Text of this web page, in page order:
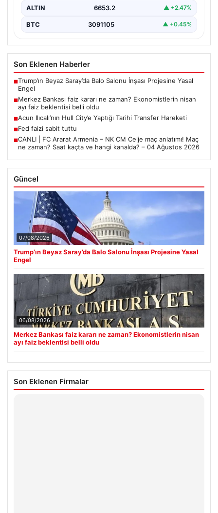
ALTIN 6653.2 ▲ +2.47%
BTC 3091105 ▲ +0.45%
Son Eklenen Haberler
■Trump’ın Beyaz Saray’da Balo Salonu İnşası Projesine Yasal
Engel
■Merkez Bankası faiz kararı ne zaman? Ekonomistlerin nisan
ayı faiz beklentisi belli oldu
■Acun Ilıcalı’nın Hull City’e Yaptığı Tarihi Transfer Hareketi
■Fed faizi sabit tuttu
■CANLI | FC Ararat Armenia – NK CM Celje maç anlatımı! Maç
ne zaman? Saat kaçta ve hangi kanalda? – 04 Ağustos 2026
Güncel
07/08/2026
Trump’ın Beyaz Saray’da Balo Salonu İnşası Projesine Yasal
Engel
06/08/2026
Merkez Bankası faiz kararı ne zaman? Ekonomistlerin nisan
ayı faiz beklentisi belli oldu
Son Eklenen Firmalar